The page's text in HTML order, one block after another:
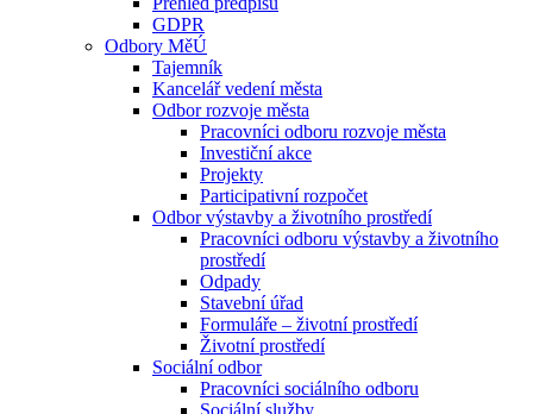
GDPR
Odbory MěÚ
Tajemník
Kancelář vedení města
Odbor rozvoje města
Pracovníci odboru rozvoje města
Investiční akce
Projekty
Participativní rozpočet
Odbor výstavby a životního prostředí
Pracovníci odboru výstavby a životního
prostředí
Odpady
Stavební úřad
Formuláře – životní prostředí
Životní prostředí
Sociální odbor
Pracovníci sociálního odboru
Sociální služby